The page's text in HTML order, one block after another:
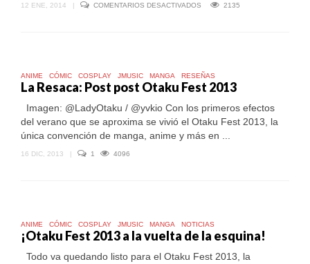
12 ENE, 2014 | COMENTARIOS DESACTIVADOS
EL
OTAKU
2014
2135
ANIME CÓMIC COSPLAY JMUSIC MANGA RESEÑAS
La Resaca: Post post Otaku Fest 2013
Imagen: @LadyOtaku / @yvkio Con los primeros efectos
del verano que se aproxima se vivió el Otaku Fest 2013, la
única convención de manga, anime y más en ...
16 DIC, 2013 | 1 4096
ANIME CÓMIC COSPLAY JMUSIC MANGA NOTICIAS
¡Otaku Fest 2013 a la vuelta de la esquina!
Todo va quedando listo para el Otaku Fest 2013, la